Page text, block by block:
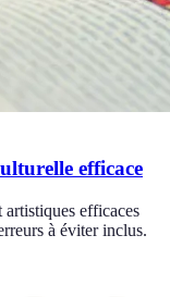
efficace
efficaces
à éviter inclus.